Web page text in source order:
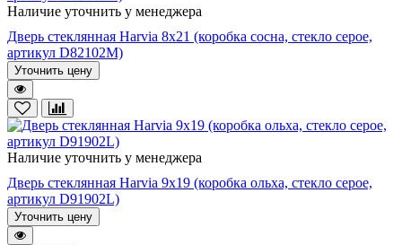
Наличие уточнить у менеджера
Дверь стеклянная Harvia 8х21 (коробка сосна, стекло серое,
артикул D82102M)
Уточнить цену
Наличие уточнить у менеджера
Дверь стеклянная Harvia 9х19 (коробка ольха, стекло серое,
артикул D91902L)
Уточнить цену